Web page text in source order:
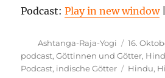
Podcast:Play in new window
Autor
Ashtanga-Raja-Yogi
am
16.
podcast,Göttinnen und Götter,
Podcast, indische Götter Hindu,